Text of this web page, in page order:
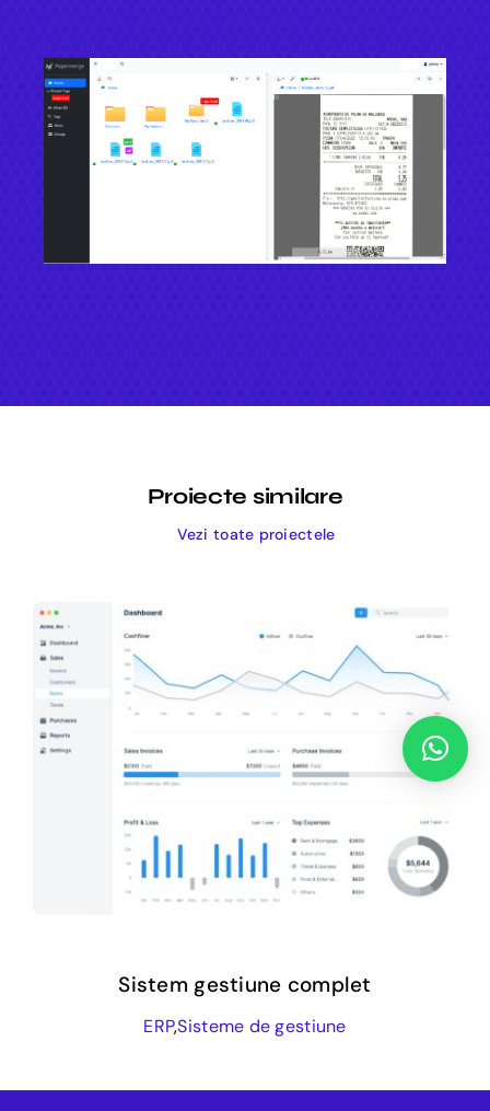
Proiecte similare
Vezi toate proiectele
Sistem gestiune complet
ERP,Sisteme de gestiune